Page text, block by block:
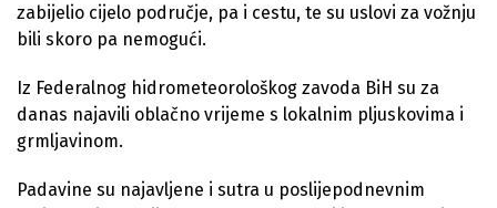
zabijelio cijelo područje, pa i cestu, te su uslovi za vožnju
bili skoro pa nemogući.
Iz Federalnog hidrometeorološkog zavoda BiH su za
danas najavili oblačno vrijeme s lokalnim pljuskovima i
grmljavinom.
Padavine su najavljene i sutra u poslijepodnevnim